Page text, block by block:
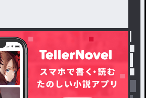
グク可愛い❤」最新作：お話